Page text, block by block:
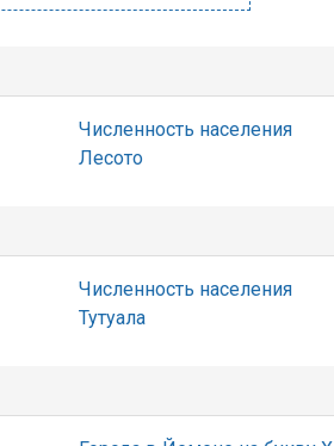
Численность населения
Лесото
Численность населения
Тутуала